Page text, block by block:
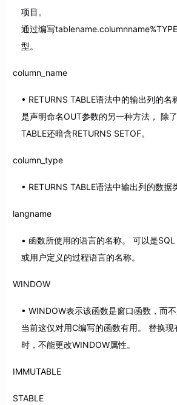
项目。
通过编写
型。
column_name
RETURNS TABLE语法中的输出列的名
是声明命名OUT参数的另一种方法， 除
TABLE还暗含RETURNS SETOF。
column_type
RETURNS TABLE语法中输出列的数据
langname
函数所使用的语言的名称。 可以是
或用户定义的过程语言的名称。
WINDOW
WINDOW表示该函数是窗口函数，而不
当前这仅对用C编写的函数有用。 替换现
时，不能更改WINDOW属性。
IMMUTABLE
STABLE